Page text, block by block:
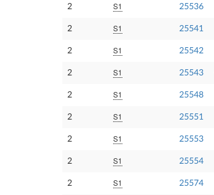
2 S1 25536
2 S1 25541
2 S1 25542
2 S1 25543
2 S1 25548
2 S1 25551
2 S1 25553
2 S1 25554
2 S1 25574